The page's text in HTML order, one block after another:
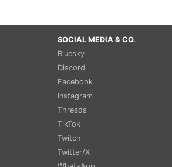
SOCIAL MEDIA & CO.
Bluesky
Discord
Facebook
Instagram
Threads
TikTok
Twitch
Twitter/X